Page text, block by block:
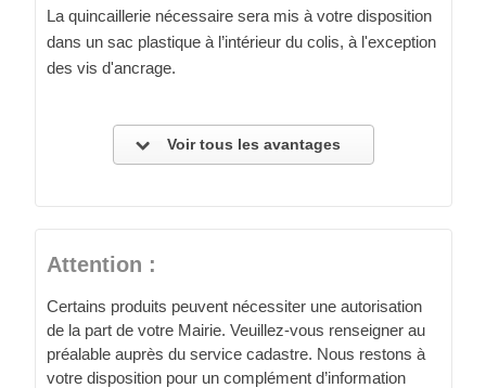
La quincaillerie nécessaire sera mis à votre disposition
dans un sac plastique à l’intérieur du colis, à l'exception
des vis d'ancrage.
Voir tous les avantages
Attention :
Certains produits peuvent nécessiter une autorisation
de la part de votre Mairie. Veuillez-vous renseigner au
préalable auprès du service cadastre. Nous restons à
votre disposition pour un complément d’information